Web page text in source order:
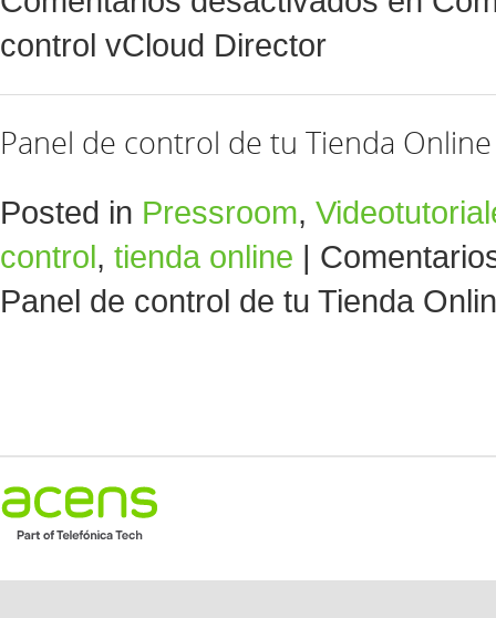
control vCloud Director
Panel de control de tu Tienda
Posted in Pressroom,
control, tienda online |
Panel de control de tu Tienda